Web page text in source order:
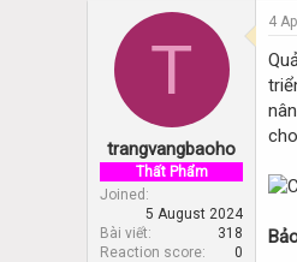
a
t
r
r
T
trangvangbaoho
Thất Phẩm
Joined
5 August 2024
Bài viết
318
Reaction score
0
4